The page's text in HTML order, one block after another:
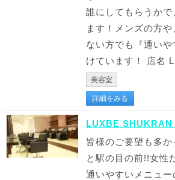
誰にしてもらうか
ます！メンズの方
ない方でも『通い
けています！ 店名
美容室
詳細をみる
LUXBE SHUKRAN
皆様のご要望も多
と駅の目の前!!女性
通いやすいメニュ